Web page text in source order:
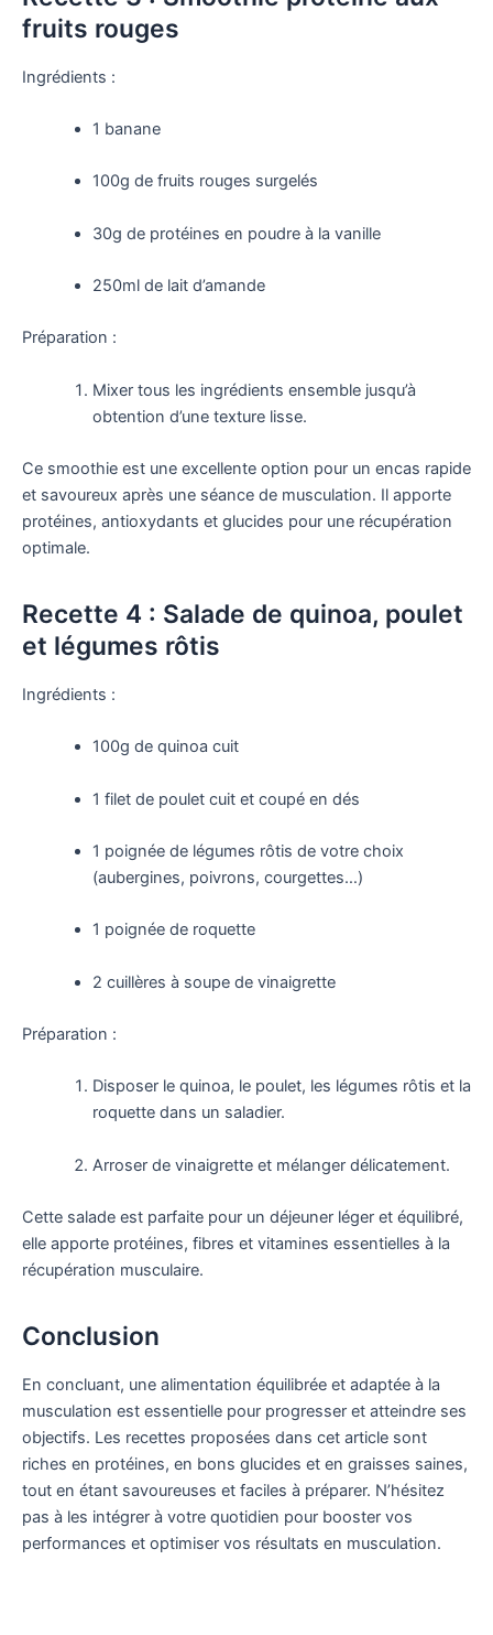
fruits rouges
Ingrédients :
1 banane
100g de fruits rouges surgelés
30g de protéines en poudre à la vanille
250ml de lait d’amande
Préparation :
Mixer tous les ingrédients ensemble jusqu’à
obtention d’une texture lisse.
Ce smoothie est une excellente option pour un encas rapide
et savoureux après une séance de musculation. Il apporte
protéines, antioxydants et glucides pour une récupération
optimale.
Recette 4 : Salade de quinoa, poulet
et légumes rôtis
Ingrédients :
100g de quinoa cuit
1 filet de poulet cuit et coupé en dés
1 poignée de légumes rôtis de votre choix
(aubergines, poivrons, courgettes…)
1 poignée de roquette
2 cuillères à soupe de vinaigrette
Préparation :
Disposer le quinoa, le poulet, les légumes rôtis et la
roquette dans un saladier.
Arroser de vinaigrette et mélanger délicatement.
Cette salade est parfaite pour un déjeuner léger et équilibré,
elle apporte protéines, fibres et vitamines essentielles à la
récupération musculaire.
Conclusion
En concluant, une alimentation équilibrée et adaptée à la
musculation est essentielle pour progresser et atteindre ses
objectifs. Les recettes proposées dans cet article sont
riches en protéines, en bons glucides et en graisses saines,
tout en étant savoureuses et faciles à préparer. N’hésitez
pas à les intégrer à votre quotidien pour booster vos
performances et optimiser vos résultats en musculation.